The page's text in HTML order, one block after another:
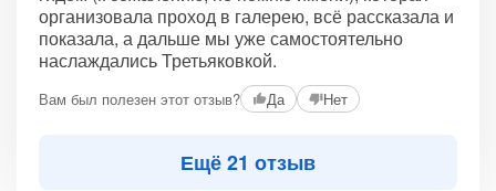
организовала проход в галерею, всё рассказала и
показала, а дальше мы уже самостоятельно
наслаждались Третьяковкой.
Вам был полезен этот отзыв? Да Нет
Ещё 21 отзыв